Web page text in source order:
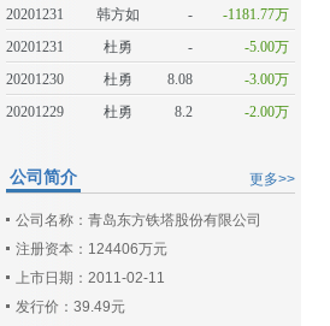
20201231
韩方如 -
-1181.77万
20201231
杜勇 -
-5.00万
20201230
杜勇 8.08
-3.00万
20201229
杜勇 8.2 -2.00万
更多>>
公司简介
公司名称：青岛东方铁塔股份有限公司
注册资本：124406万元
上市日期：2011-02-11
发行价：39.49元